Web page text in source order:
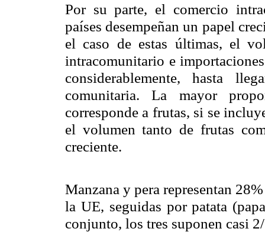
Por su parte, el comercio
países desempeñan un papel
el caso de estas últimas, el
intracomunitario e
considerablemente, hasta
comunitaria. La mayor
corresponde a frutas, si se
el volumen tanto de frutas
creciente.
Manzana y pera representan
la UE, seguidas por patata
conjunto, los tres suponen casi